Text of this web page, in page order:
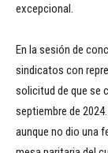
excepcional.
En la sesión de
sindicatos con
solicitud de que se
septiembre de
aunque no dio una